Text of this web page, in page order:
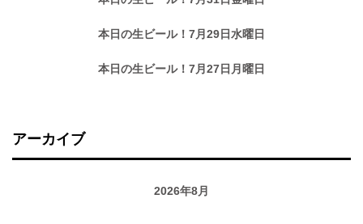
本日の生ビール！7月29日水曜日
本日の生ビール！7月27日月曜日
アーカイブ
2026年8月